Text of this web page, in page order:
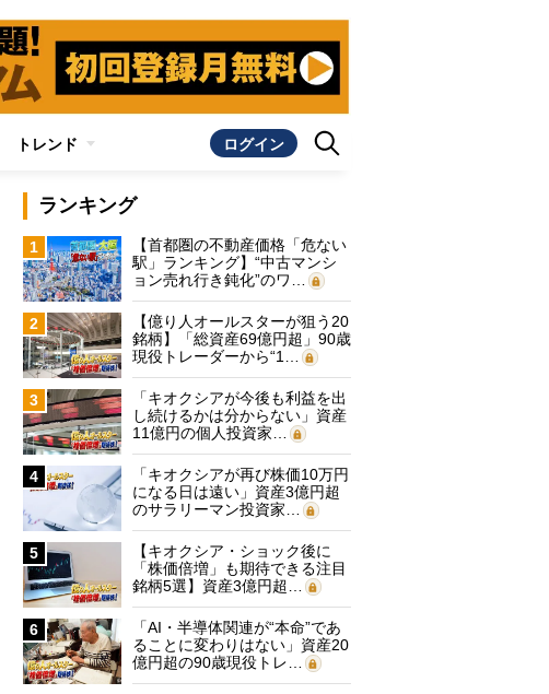
トレンド ログイン
ランキング
1
【首都圏の不動産価格「危ない
駅」ランキング】“中古マンシ
ョン売れ行き鈍化”のワ…
2
【億り人オールスターが狙う20
銘柄】「総資産69億円超」90歳
現役トレーダーから“1…
3
「キオクシアが今後も利益を出
し続けるかは分からない」資産
11億円の個人投資家…
4
「キオクシアが再び株価10万円
になる日は遠い」資産3億円超
のサラリーマン投資家…
5
【キオクシア・ショック後に
「株価倍増」も期待できる注目
銘柄5選】資産3億円超…
6
「AI・半導体関連が“本命”であ
ることに変わりはない」資産20
億円超の90歳現役トレ…